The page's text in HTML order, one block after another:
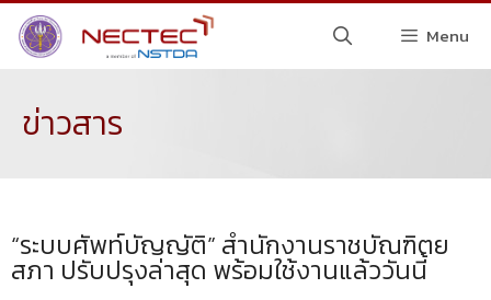
Menu
ข่าวสาร
“ระบบศัพท์บัญญัติ” สำนักงานราชบัณฑิตย
สภา ปรับปรุงล่าสุด พร้อมใช้งานแล้ววันนี้